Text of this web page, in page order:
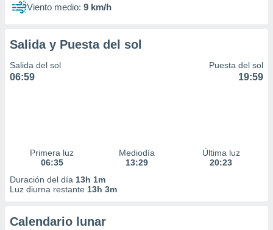
publicidad
1199
Viento medio: 9 km/h
Salida y Puesta del sol
Salida del sol
06:59
Puesta del sol
19:59
Primera luz
06:35
Mediodía
13:29
Última luz
20:23
Duración del día 13h 1m
Luz diurna restante 13h 3m
Calendario lunar